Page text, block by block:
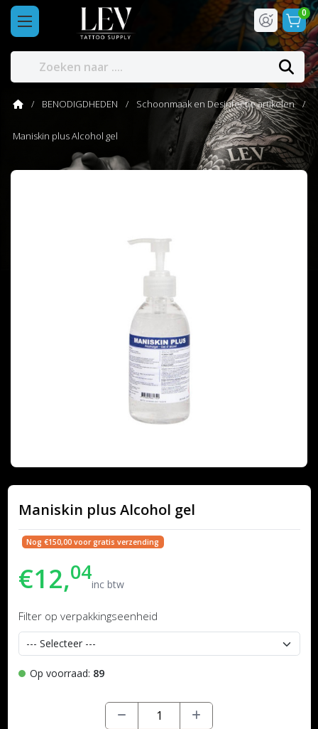
0
BENODIGDHEDEN Schoonmaak en Desinfectie artikelen
Maniskin plus Alcohol gel
Maniskin plus Alcohol gel
Nog €150,00 voor gratis verzending
€12,04inc btw
Filter op verpakkingseenheid
Op voorraad: 89